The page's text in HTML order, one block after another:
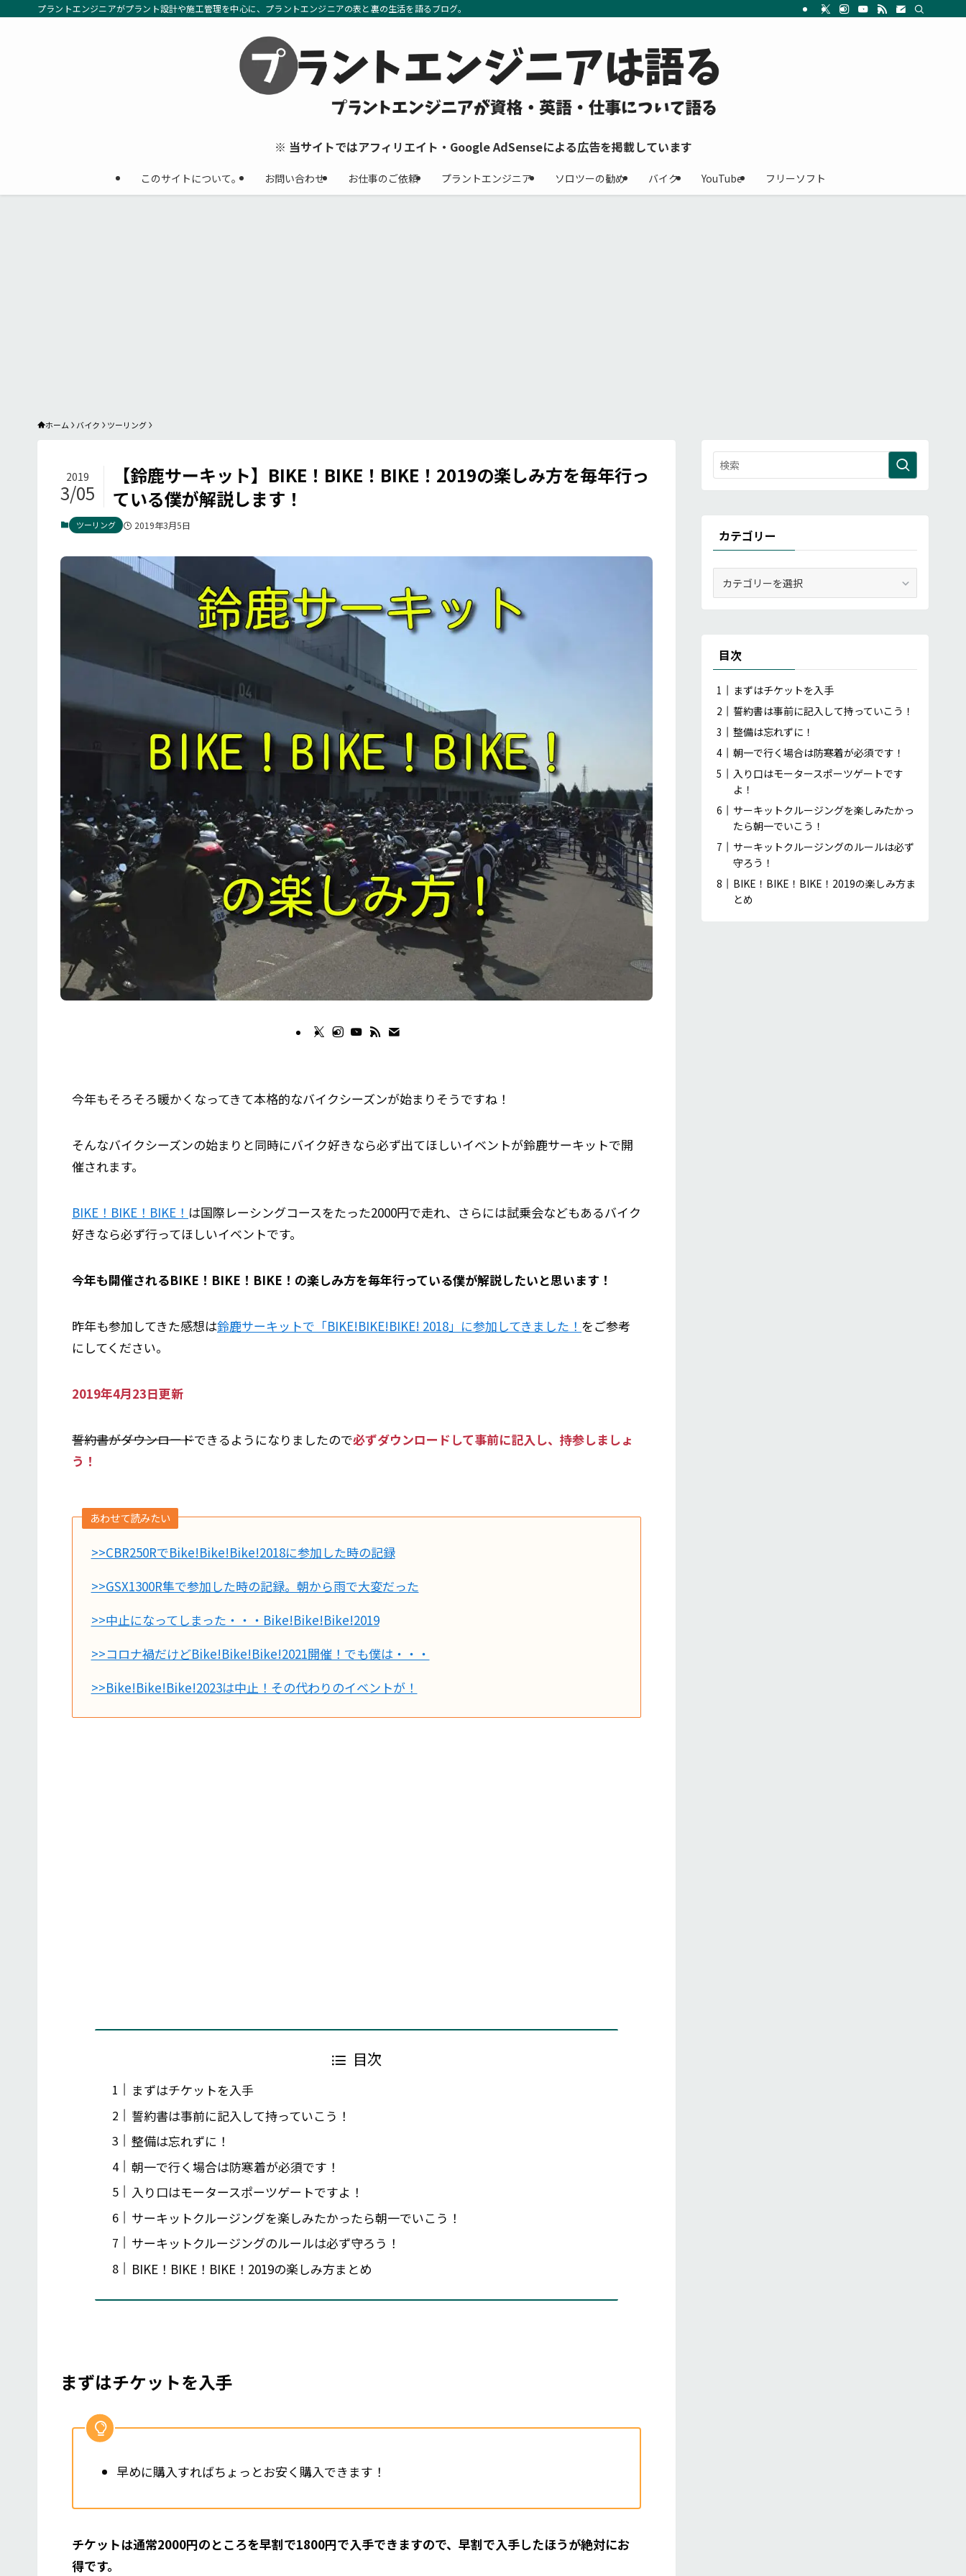
プラントエンジニアがプラント設計や施工管理を中心に、プラントエンジニアの表と裏の生活を語るブログ。
このサイトについて。 お問い合わせ お仕事のご依頼 プラントエンジニア ソロツーの勧め バイク YouTube フリーソフト
※ 当サイトではアフィリエイト・Google AdSenseによる広告を掲載しています
ホーム バイク ツーリング
【鈴鹿サーキット】BIKE！BIKE！BIKE！2019の楽しみ方を毎年行っ
ている僕が解説します！
2019
3/05
ツーリング 2019年3月5日
今年もそろそろ暖かくなってきて本格的なバイクシーズンが始まりそうですね！
そんなバイクシーズンの始まりと同時にバイク好きなら必ず出てほしいイベントが鈴鹿サーキットで開
催されます。
BIKE！BIKE！BIKE！ は国際レーシングコースをたった2000円で走れ、さらには試乗会などもあるバイク
好きなら必ず行ってほしいイベントです。
今年も開催されるBIKE！BIKE！BIKE！の楽しみ方を毎年行っている僕が解説したいと思います！
昨年も参加してきた感想は鈴鹿サーキットで「BIKE!BIKE!BIKE! 2018」に参加してきました！ をご参考
にしてください。
2019年4月23日更新
誓約書がダウンロードできるようになりましたので必ずダウンロードして事前に記入し、持参しましょ
う！
あわせて読みたい
>>CBR250RでBike!Bike!Bike!2018に参加した時の記録
>>GSX1300R隼で参加した時の記録。朝から雨で大変だった
>>中止になってしまった・・・Bike!Bike!Bike!2019
>>コロナ禍だけどBike!Bike!Bike!2021開催！でも僕は・・・
>>Bike!Bike!Bike!2023は中止！その代わりのイベントが！
目次
まずはチケットを入手
誓約書は事前に記入して持っていこう！
整備は忘れずに！
朝一で行く場合は防寒着が必須です！
入り口はモータースポーツゲートですよ！
サーキットクルージングを楽しみたかったら朝一でいこう！
サーキットクルージングのルールは必ず守ろう！
BIKE！BIKE！BIKE！2019の楽しみ方まとめ
まずはチケットを入手
早めに購入すればちょっとお安く購入できます！
チケットは通常2000円のところを早割で1800円で入手できますので、早割で入手したほうが絶対にお
得です。
カテゴリー
ゴ
目次
まずはチケットを入手
誓約書は事前に記入して持っていこう！
整備は忘れずに！
朝一で行く場合は防寒着が必須です！
入り口はモータースポーツゲートです
よ！
サーキットクルージングを楽しみたかっ
たら朝一でいこう！
サーキットクルージングのルールは必ず
守ろう！
BIKE！BIKE！BIKE！2019の楽しみ方ま
とめ